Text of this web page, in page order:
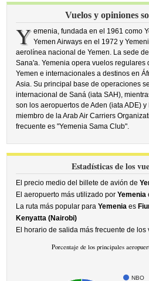
Vuelos y opiniones
Y emenia, fundada en el 1961 como
Yemen Airways en el 1972 y
aerolínea nacional de Yemen. La sede
Sana'a. Yemenia opera vuelos regulares
Yemen e internacionales a destinos en
Asia. Su principal base de operaciones
internacional de Saná (iata SAH),
son los aeropuertos de Aden (iata ADE)
miembro de la Arab Air Carriers
frecuente es "Yemenia Sama Club".
Estadísticas de los
El precio medio del billete de avión de
El aeropuerto más utilizado porYemenia
La ruta más popular paraYemenia es
Kenyatta (Nairobi)
El horario de salida más frecuente de
Porcentaje de los principales
NBO